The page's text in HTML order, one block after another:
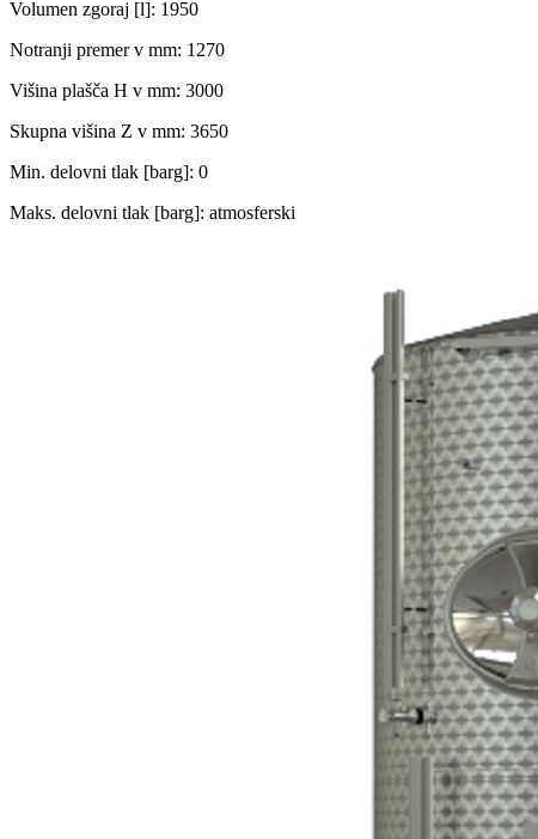
Volumen zgoraj [l]: 1950
Notranji premer v mm: 1270
Višina plašča H v mm: 3000
Skupna višina Z v mm: 3650
Min. delovni tlak [barg]: 0
Maks. delovni tlak [barg]: atmosferski